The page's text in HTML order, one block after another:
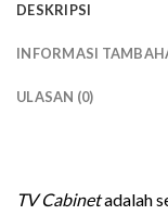
DESKRIPSI
INFORMASI
ULASAN (0)
TV Cabinetadalah